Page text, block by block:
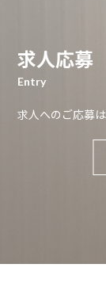
求人応募
Entry
求人へのご応募